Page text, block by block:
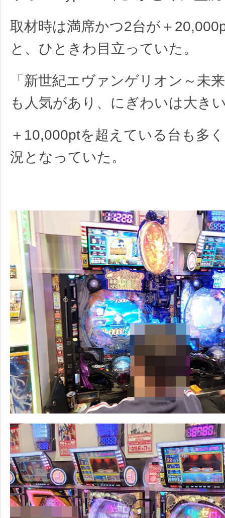
取材時は満席かつ2台が＋
と、ひときわ目立っていた。
「新世紀エヴァンゲリオン～未
も人気があり、にぎわいは大き
＋10,000ptを超えている台も多
況となっていた。